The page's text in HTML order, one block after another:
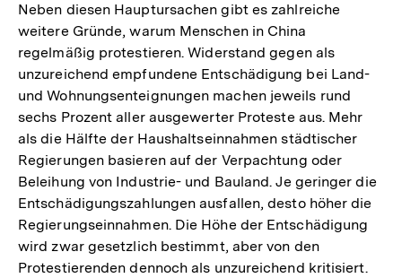
Neben diesen Hauptursachen gibt es zahlreiche
weitere Gründe, warum Menschen in China
regelmäßig protestieren. Widerstand gegen als
unzureichend empfundene Entschädigung bei Land-
und Wohnungsenteignungen machen jeweils rund
sechs Prozent aller ausgewerter Proteste aus. Mehr
als die Hälfte der Haushaltseinnahmen städtischer
Regierungen basieren auf der Verpachtung oder
Beleihung von Industrie- und Bauland. Je geringer die
Entschädigungszahlungen ausfallen, desto höher die
Regierungseinnahmen. Die Höhe der Entschädigung
wird zwar gesetzlich bestimmt, aber von den
Protestierenden dennoch als unzureichend kritisiert.